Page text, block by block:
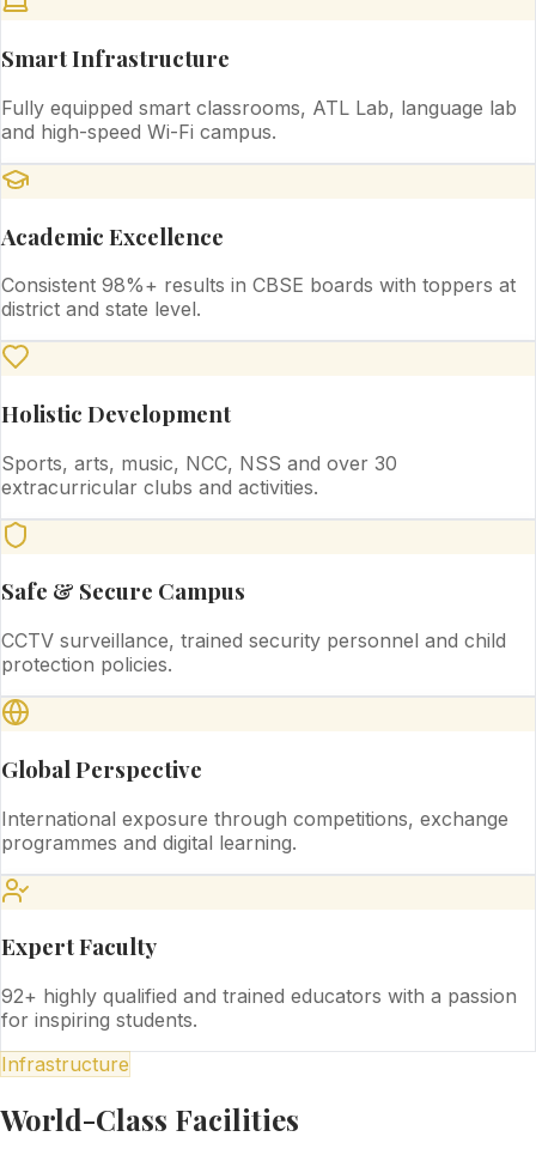
Smart Infrastructure
Fully equipped smart classrooms, ATL Lab, language lab
and high-speed Wi-Fi campus.
Academic Excellence
Consistent 98%+ results in CBSE boards with toppers at
district and state level.
Holistic Development
Sports, arts, music, NCC, NSS and over 30
extracurricular clubs and activities.
Safe & Secure Campus
CCTV surveillance, trained security personnel and child
protection policies.
Global Perspective
International exposure through competitions, exchange
programmes and digital learning.
Expert Faculty
92+ highly qualified and trained educators with a passion
for inspiring students.
Infrastructure
World-Class Facilities